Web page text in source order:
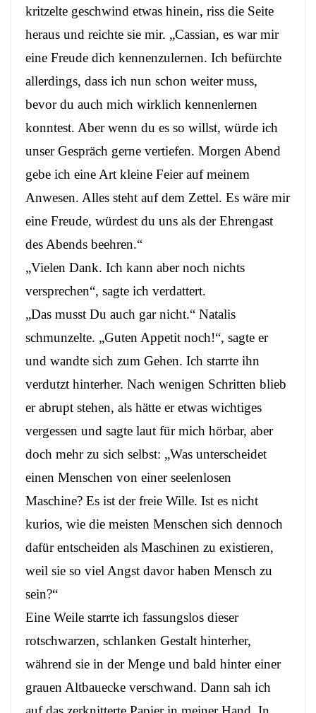
kritzelte geschwind etwas hinein, riss die Seite
heraus und reichte sie mir. „Cassian, es war mir
eine Freude dich kennenzulernen. Ich befürchte
allerdings, dass ich nun schon weiter muss,
bevor du auch mich wirklich kennenlernen
konntest. Aber wenn du es so willst, würde ich
unser Gespräch gerne vertiefen. Morgen Abend
gebe ich eine Art kleine Feier auf meinem
Anwesen. Alles steht auf dem Zettel. Es wäre mir
eine Freude, würdest du uns als der Ehrengast
des Abends beehren.“
„Vielen Dank. Ich kann aber noch nichts
versprechen“, sagte ich verdattert.
„Das musst Du auch gar nicht.“ Natalis
schmunzelte. „Guten Appetit noch!“, sagte er
und wandte sich zum Gehen. Ich starrte ihn
verdutzt hinterher. Nach wenigen Schritten blieb
er abrupt stehen, als hätte er etwas wichtiges
vergessen und sagte laut für mich hörbar, aber
doch mehr zu sich selbst: „Was unterscheidet
einen Menschen von einer seelenlosen
Maschine? Es ist der freie Wille. Ist es nicht
kurios, wie die meisten Menschen sich dennoch
dafür entscheiden als Maschinen zu existieren,
weil sie so viel Angst davor haben Mensch zu
sein?“
Eine Weile starrte ich fassungslos dieser
rotschwarzen, schlanken Gestalt hinterher,
während sie in der Menge und bald hinter einer
grauen Altbauecke verschwand. Dann sah ich